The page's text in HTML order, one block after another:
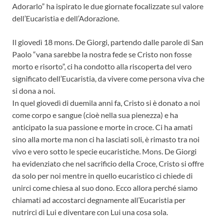
Adorarlo” ha ispirato le due giornate focalizzate sul valore
dell’Eucaristia e dell’Adorazione.
Il giovedì 18 mons. De Giorgi, partendo dalle parole di San
Paolo “vana sarebbe la nostra fede se Cristo non fosse
morto e risorto”, ci ha condotto alla riscoperta del vero
significato dell’Eucaristia, da vivere come persona viva che
si dona a noi.
In quel giovedì di duemila anni fa, Cristo si è donato a noi
come corpo e sangue (cioè nella sua pienezza) e ha
anticipato la sua passione e morte in croce. Ci ha amati
sino alla morte ma non ci ha lasciati soli, è rimasto tra noi
vivo e vero sotto le specie eucaristiche. Mons. De Giorgi
ha evidenziato che nel sacrificio della Croce, Cristo si offre
da solo per noi mentre in quello eucaristico ci chiede di
unirci come chiesa al suo dono. Ecco allora perché siamo
chiamati ad accostarci degnamente all’Eucaristia per
nutrirci di Lui e diventare con Lui una cosa sola.